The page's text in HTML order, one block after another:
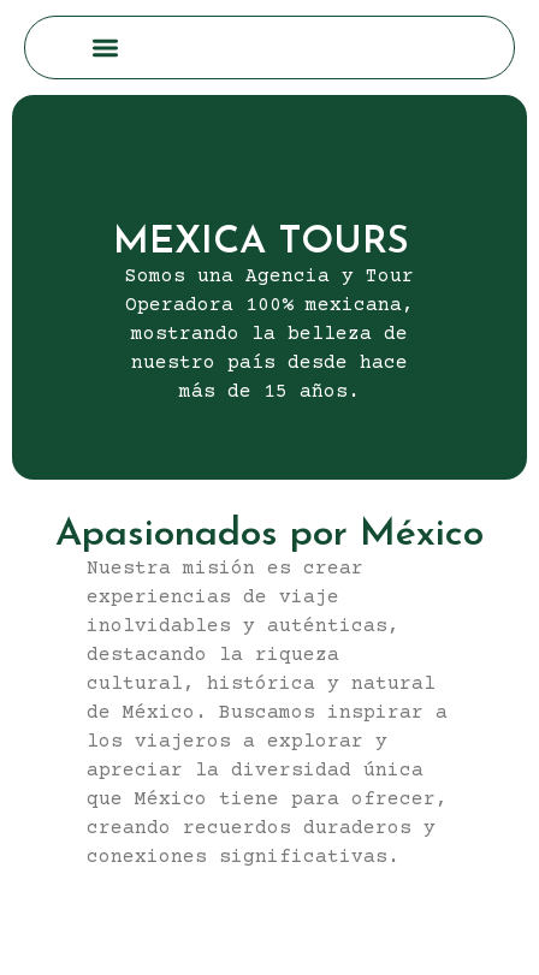
MEXICA TOURS
Somos una Agencia y Tour
Operadora 100% mexicana,
mostrando la belleza de
nuestro país desde hace
más de 15 años.
Apasionados por México
Nuestra misión es crear
experiencias de viaje
inolvidables y auténticas,
destacando la riqueza
cultural, histórica y natural
de México. Buscamos inspirar a
los viajeros a explorar y
apreciar la diversidad única
que México tiene para ofrecer,
creando recuerdos duraderos y
conexiones significativas.